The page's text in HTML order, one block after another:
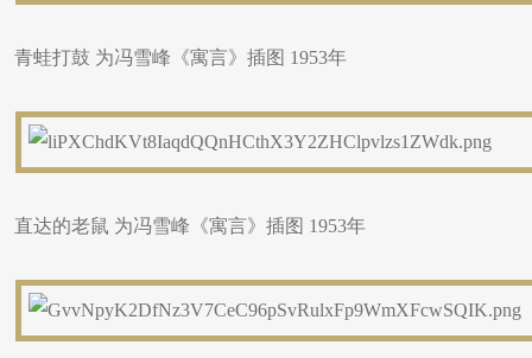
青蛙打鼓 为冯雪峰《寓言》插图 1953年
直达的老鼠 为冯雪峰《寓言》插图 1953年